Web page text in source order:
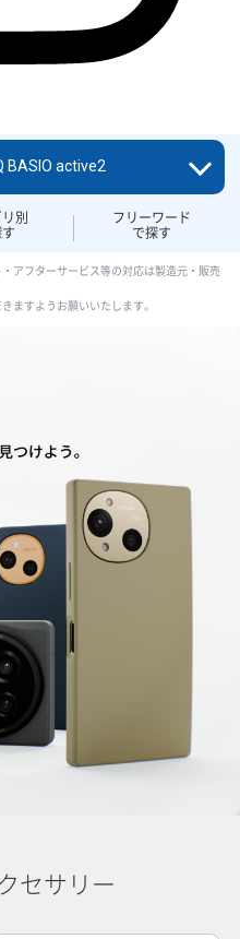
別
フリーワード
で探す
BASIO active2
アフターサービス等の対応は製造元・販売
ますようお願いいたします。
セサリー